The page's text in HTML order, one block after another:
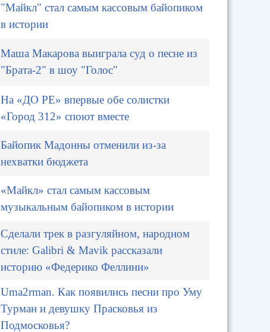
"Майкл" стал самым кассовым байопиком
в истории
Маша Макарова выиграла суд о песне из
"Брата-2" в шоу "Голос"
На «ДО РЕ» впервые обе солистки
«Город 312» споют вместе
Байопик Мадонны отменили из-за
нехватки бюджета
«Майкл» стал самым кассовым
музыкальным байопиком в истории
Сделали трек в разгуляйном, народном
стиле: Galibri & Mavik рассказали
историю «Федерико Феллини»
Uma2rman. Как появились песни про Уму
Турман и девушку Прасковья из
Подмосковья?